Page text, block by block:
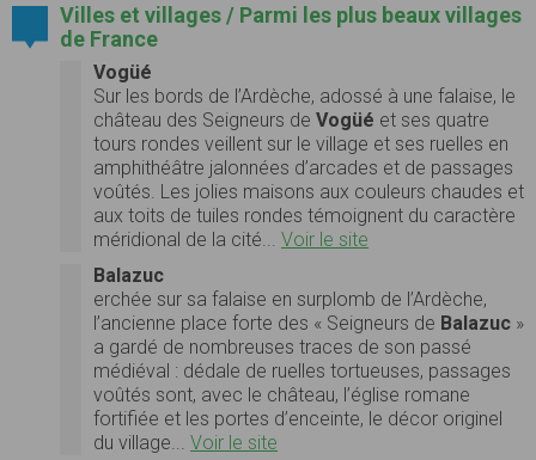
Villes et villages / Parmi les plus beaux villages
de France
Vogüé
Sur les bords de l’Ardèche, adossé à une falaise, le
château des Seigneurs de Vogüé et ses quatre
tours rondes veillent sur le village et ses ruelles en
amphithéâtre jalonnées d’arcades et de passages
voûtés. Les jolies maisons aux couleurs chaudes et
aux toits de tuiles rondes témoignent du caractère
méridional de la cité... Voir le site
Balazuc
erchée sur sa falaise en surplomb de l’Ardèche,
l’ancienne place forte des « Seigneurs de Balazuc »
a gardé de nombreuses traces de son passé
médiéval : dédale de ruelles tortueuses, passages
voûtés sont, avec le château, l’église romane
fortifiée et les portes d’enceinte, le décor originel
du village... Voir le site